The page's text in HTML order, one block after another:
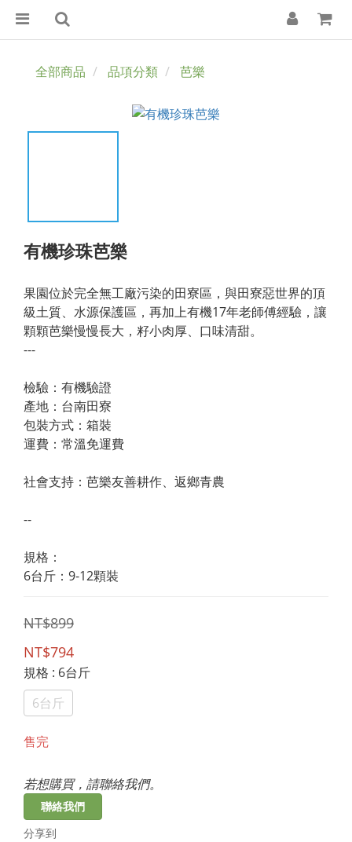
全部商品 品項分類 芭樂
有機珍珠芭樂
果園位於完全無工廠污染的田寮區，與田寮惡世界的頂
級土質、水源保護區，再加上有機17年老師傅經驗，讓
顆顆芭樂慢慢長大，籽小肉厚、口味清甜。
---
檢驗：有機驗證
產地：台南田寮
包裝方式：箱裝
運費：常溫免運費
社會支持：芭樂友善耕作、返鄉青農
--
規格：
6台斤：9-12顆裝
NT$899
NT$794
規格 : 6台斤
6台斤
售完
若想購買，請聯絡我們。
聯絡我們
分享到